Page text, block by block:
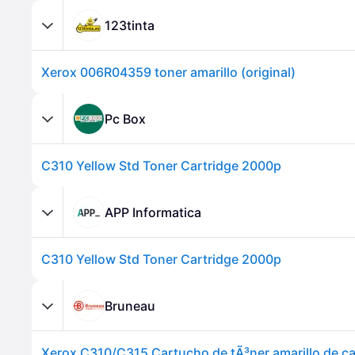
123tinta
Xerox 006R04359 toner amarillo (original)
Pc Box
C310 Yellow Std Toner Cartridge 2000p
APP Informatica
C310 Yellow Std Toner Cartridge 2000p
Bruneau